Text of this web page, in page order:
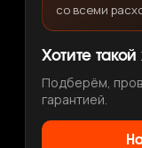
со всеми
Хотите
Подберём,
гарантией.